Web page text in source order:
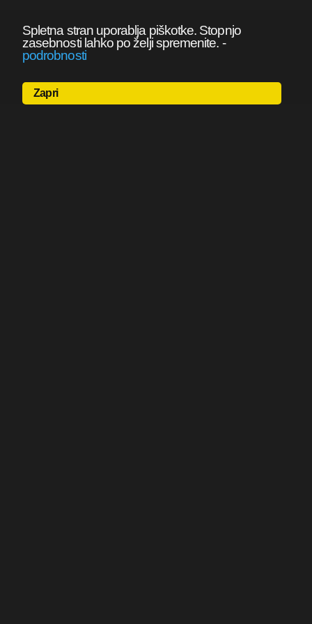
Spletna stran uporablja piškotke. Stopnjo
zasebnosti lahko po želji spremenite. -
podrobnosti
Zapri